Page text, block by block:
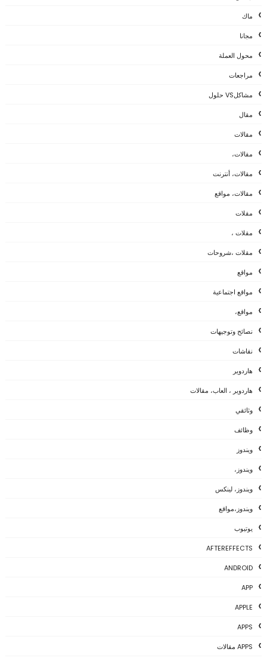
ماك
مجانا
محول العملة
مراجعات
مشاكلVS حلول
مقال
مقالات
مقالات،
مقالات، أنترنت
مقالات، مواقع
مقلات
مقلات ،
مقلات ،شروحات
مواقع
مواقع اجتماعية
مواقع،
نصائح وتوجيهات
نقاشات
هاردوير
هاردوير ، العاب، مقالات
وثائقي
وظائف
ويندوز
ويندوز،
ويندوز، لينكس
ويندوز،مواقع
يوتيوب
AFTEREFFECTS
ANDROID
APP
APPLE
APPS
APPS مقالات